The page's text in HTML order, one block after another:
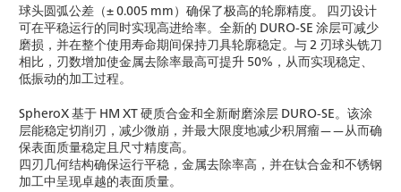
球头圆弧公差（± 0.005 mm）确保了极高的轮廓精度。 四刃设计
可在平稳运行的同时实现高进给率。全新的 DURO-SE 涂层可减少
磨损，并在整个使用寿命期间保持刀具轮廓稳定。与 2 刃球头铣刀
相比，刃数增加使金属去除率最高可提升 50%，从而实现稳定、
低振动的加工过程。
SpheroX 基于 HM XT 硬质合金和全新耐磨涂层 DURO-SE。该涂
层能稳定切削刃，减少微崩，并最大限度地减少积屑瘤——从而确
保表面质量稳定且尺寸精度高。
四刃几何结构确保运行平稳，金属去除率高，并在钛合金和不锈钢
加工中呈现卓越的表面质量。